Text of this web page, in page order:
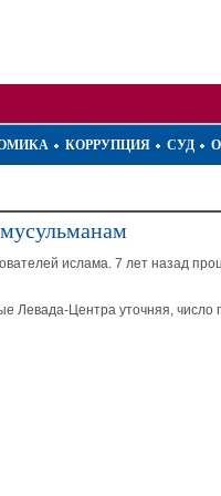
КОРРУПЦИЯ СУД
ислама. 7 лет назад
Левада-Центра уточняя, число